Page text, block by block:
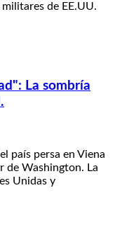
de EE.UU.
La sombría
país persa en Viena
de Washington. La
Unidas y